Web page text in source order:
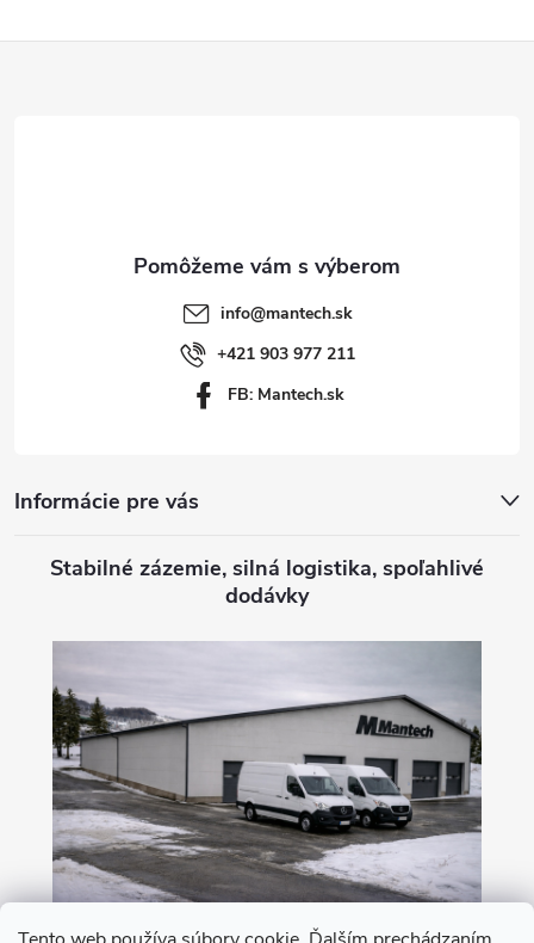
info@mantech.sk
+421 903 977 211
FB: Mantech.sk
Informácie pre vás
Stabilné zázemie, silná logistika, spoľahlivé
dodávky